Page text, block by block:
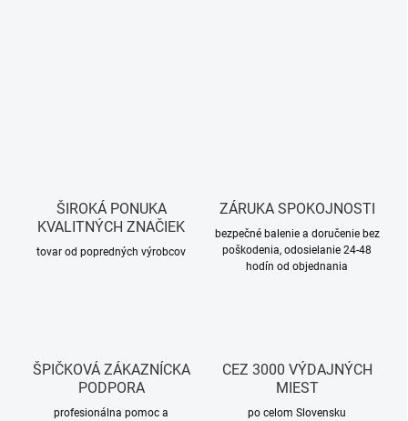
ŠIROKÁ PONUKA
KVALITNÝCH ZNAČIEK
tovar od popredných výrobcov
ZÁRUKA SPOKOJNOSTI
bezpečné balenie a doručenie bez
poškodenia, odosielanie 24-48
hodín od objednania
ŠPIČKOVÁ ZÁKAZNÍCKA
PODPORA
profesionálna pomoc a
CEZ 3000 VÝDAJNÝCH
MIEST
po celom Slovensku